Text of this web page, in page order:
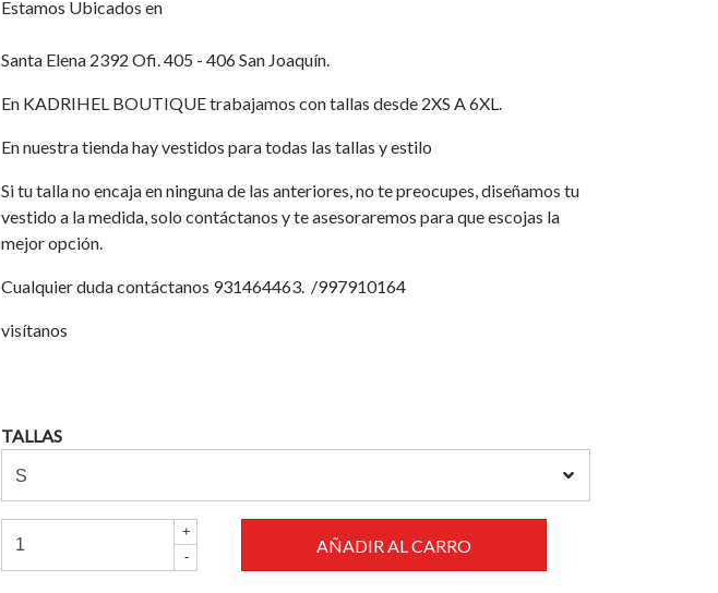
Estamos Ubicados en
Santa Elena 2392 Ofi. 405 - 406 San Joaquín.
En KADRIHEL BOUTIQUE trabajamos con tallas desde 2XS A 6XL.
En nuestra tienda hay vestidos para todas las tallas y estilo
Si tu talla no encaja en ninguna de las anteriores, no te preocupes, diseñamos tu
vestido a la medida, solo contáctanos y te asesoraremos para que escojas la
mejor opción.
Cualquier duda contáctanos 931464463. /997910164
visítanos
TALLAS
+
-